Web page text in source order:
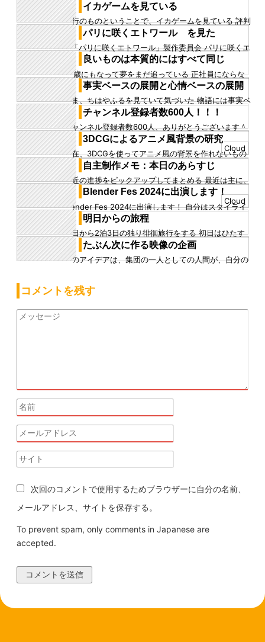
PMEがバージョン更新で使えなくなったのは痛手だっ
たが、 結局、PMMというオリジナルなアドオンを作
成することで対応する...
イカゲームを見ている
流行のものということで、イカゲームを見ている 評判
通り、楽しく、先が気になる展開が目白押しな感じが
テクニカルだ やはり、...
パリに咲くエトワール を見た
©「パリに咲くエトワール」製作委員会 パリに咲くエ
トワールを見た 映画館で映画を見ることはほとんどな
い僕だが、この作品は...
良いものは本質的にはすべて同じ
23歳にもなって夢をまだ追っている 正社員にならな
いで夢を追う そんな自分が楽しい、 最近は弟子入り
のようなことをして脚...
事実ベースの展開と心情ベースの展開
いま、ちはやふるを見ていて気づいた 物語には事実ベ
ースでの展開と心情ベースの展開がある そういう分類
は特筆すべきことでも...
チャンネル登録者数600人！！！
チャンネル登録者数600人、ありがとうございます＾
＾ 記事を書くのが遅れた故にすでに少し増えています
が……、 ありがとう...
3DCGによるアニメ風背景の研究
現在、3DCGを使ってアニメ風の背景を作れないもの
か、研究している 今やっている脚本への取り組みと合
わせ、絵的な表現の手...
Cloud
自主制作メモ：本日のあらすじ
最近の進捗をピックアップしてまとめる 最近は主に、
メインタワー前のシーンを進めています 今はカメラを
置きながら、カメラア...
Blender Fes 2024に出演します！
Blender Fes 2024に出演します！ 自分はスタイライ
ズドシェーディング関連と、ジオメトリノード関連、
２つのセ...
Cloud
明日からの旅程
明日から2泊3日の独り徘徊旅行をする 初日はひたす
ら東海道線から山陽本線を通り、姫路まで行くのみ、
18きっぷを東京駅周...
たぶん次に作る映像の企画
このアイデアは、集団の一人としての人間が、自分の
コメントを残す
次回のコメントで使用するためブラウザーに自分の名前、
メールアドレス、サイトを保存する。
To prevent spam, only comments in Japanese are
accepted.